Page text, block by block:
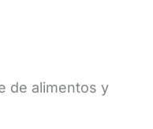
de alimentos y